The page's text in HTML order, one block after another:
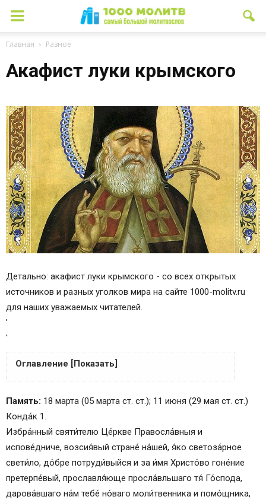
Главная Разное
Акафист луки крымского
Детально: акафист луки крымского - со всех открытых
источников и разных уголков мира на сайте 1000-molitv.ru
для наших уважаемых читателей.
'
'
Оглавление [Показать]
Икос 1
Кондак 2
Икос 2
Кондак 3
Икос 3
Память: 18 марта (05 марта ст. ст.); 11 июня (29 мая ст. ст.)
Конда́к 1.
Избра́нный святи́телю Це́ркве Правосла́вныя и
испове́дниче, возсия́вый стране́ на́шей, я́ко светоза́рное
свети́ло, до́бре потруди́выйся и за и́мя Христо́во гоне́ние
претерпе́вый, прославля́юще просла́вльшаго тя́ Го́спода,
дарова́вшаго на́м тебе́ но́ваго моли́твенника и помо́щника,